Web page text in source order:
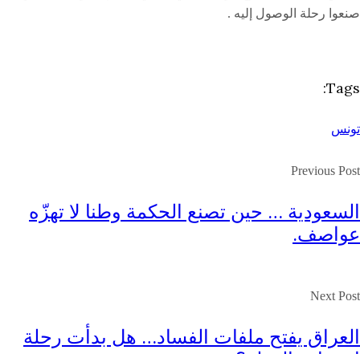
صنعوا رحلة الوصول إليه .
Tags:
تونس
Previous Post
السعودية … حين تصنع الحكمة وطنا لا تهزّه
عواصف.
Next Post
العراق يفتح ملفات الفساد… هل بدأت رحلة